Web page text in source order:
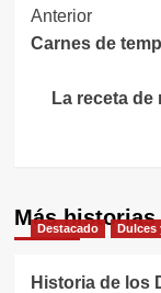
de
Anterior
Carnes de
La receta
Más historias
Destacado Dulces
Historia de los